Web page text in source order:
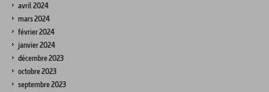
avril 2024
mars 2024
février 2024
janvier 2024
décembre 2023
octobre 2023
septembre 2023